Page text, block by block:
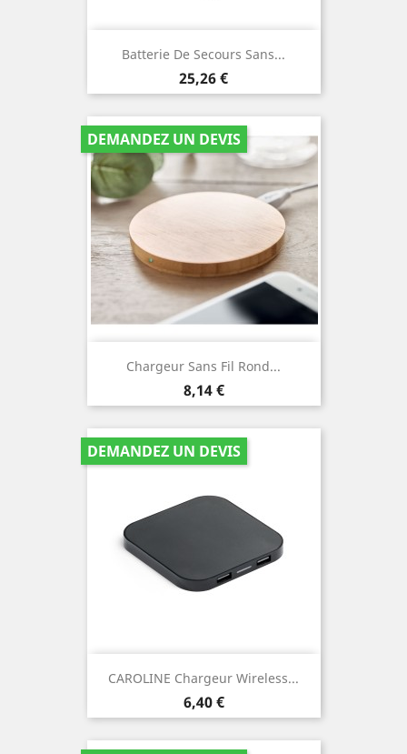
Batterie De Secours Sans...
Prix
25,26 €
Chargeur Sans Fil Rond...
Prix
8,14 €
DEMANDEZ UN DEVIS
CAROLINE Chargeur Wireless...
Prix
6,40 €
DEMANDEZ UN DEVIS